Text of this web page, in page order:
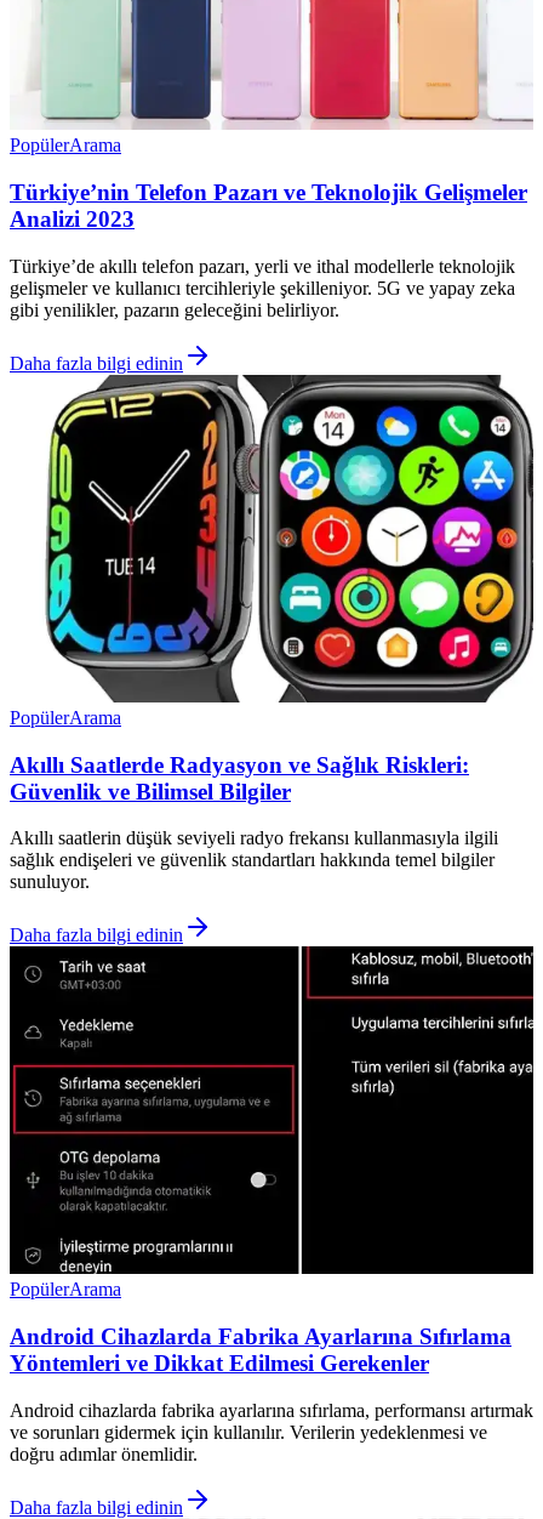
PopülerArama
Türkiye’nin Telefon Pazarı ve Teknolojik Gelişmeler
Analizi 2023
Türkiye’de akıllı telefon pazarı, yerli ve ithal modellerle teknolojik
gelişmeler ve kullanıcı tercihleriyle şekilleniyor. 5G ve yapay zeka
gibi yenilikler, pazarın geleceğini belirliyor.
Daha fazla bilgi edinin
PopülerArama
Akıllı Saatlerde Radyasyon ve Sağlık Riskleri:
Güvenlik ve Bilimsel Bilgiler
Akıllı saatlerin düşük seviyeli radyo frekansı kullanmasıyla ilgili
sağlık endişeleri ve güvenlik standartları hakkında temel bilgiler
sunuluyor.
Daha fazla bilgi edinin
PopülerArama
Android Cihazlarda Fabrika Ayarlarına Sıfırlama
Yöntemleri ve Dikkat Edilmesi Gerekenler
Android cihazlarda fabrika ayarlarına sıfırlama, performansı artırmak
ve sorunları gidermek için kullanılır. Verilerin yedeklenmesi ve
doğru adımlar önemlidir.
Daha fazla bilgi edinin